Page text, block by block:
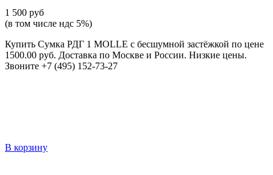
1 500 руб
(в том числе ндс 5%)
Купить Сумка РДГ 1 MOLLE с бесшумной застёжкой по цене
1500.00 руб. Доставка по Москве и России. Низкие цены.
Звоните +7 (495) 152-73-27
В корзину